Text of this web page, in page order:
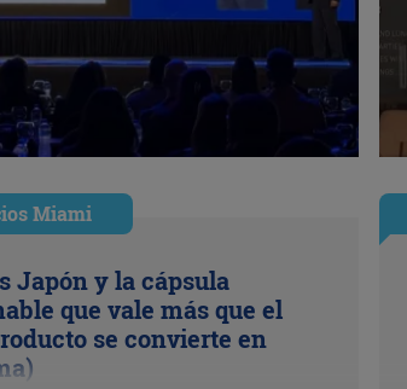
Miami
Japón y la cápsula
que vale más que el
se convierte en